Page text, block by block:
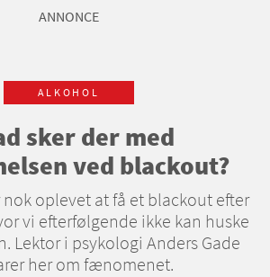
ANNONCE
ALKOHOL
sker der med
ved blackout?
nok oplevet at få et blackout efter
vi efterfølgende ikke kan huske
Lektor i psykologi Anders Gade
her om fænomenet.